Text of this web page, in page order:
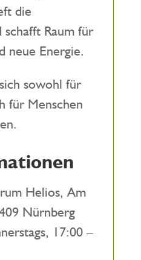
die
schafft Raum für
neue Energie.
sowohl für
für Menschen
Helios, Am
Nürnberg
17:00 –